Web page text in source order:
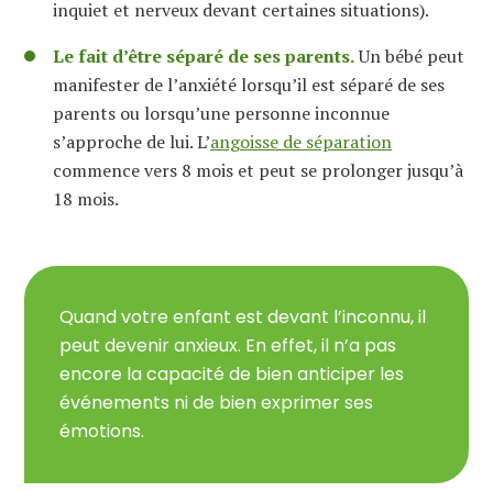
inquiet et nerveux devant certaines situations).
Le fait d’être séparé de ses parents.Un bébé peut
manifester de l’anxiété lorsqu’il est séparé de ses
parents ou lorsqu’une personne inconnue
s’approche de lui. L’angoisse de séparation
commence vers 8 mois et peut se prolonger jusqu’à
18 mois.
Quand votre enfant est devant l’inconnu, il
peut devenir anxieux. En effet, il n’a pas
encore la capacité de bien anticiper les
événements ni de bien exprimer ses
émotions.